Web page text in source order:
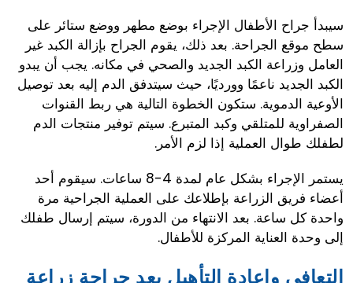
سيبدأ جراح الأطفال الإجراء بوضع مطهر ووضع ستائر على
سطح موقع الجراحة. بعد ذلك، يقوم الجراح بإزالة الكبد غير
العامل وزراعة الكبد الجديد والصحي في مكانه. يجب أن يبدو
الكبد الجديد ناعمًا وورديًا، حيث سيتدفق الدم إليه بعد توصيل
الأوعية الدموية. ستكون الخطوة التالية هي ربط القنوات
الصفراوية للمتلقي وكبد المتبرع. سيتم توفير منتجات الدم
لطفلك طوال العملية إذا لزم الأمر.
يستمر الإجراء بشكل عام لمدة 4-8 ساعات. سيقوم أحد
أعضاء فريق الزراعة بإطلاعك على العملية الجراحية مرة
واحدة كل ساعة. بعد الانتهاء من الدورة، سيتم إرسال طفلك
إلى وحدة العناية المركزة للأطفال.
التعافي وإعادة التأهيل بعد جراحة زراعة